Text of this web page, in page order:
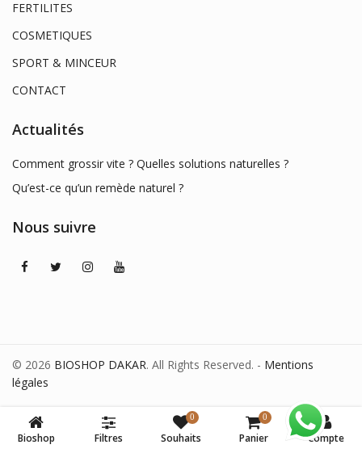
FERTILITES
COSMETIQUES
SPORT & MINCEUR
CONTACT
Actualités
Comment grossir vite ? Quelles solutions naturelles ?
Qu’est-ce qu’un remède naturel ?
Nous suivre
© 2026 BIOSHOP DAKAR. All Rights Reserved. - Mentions
légales
Bioshop Filtres
0
Souhaits
0
Panier Compte